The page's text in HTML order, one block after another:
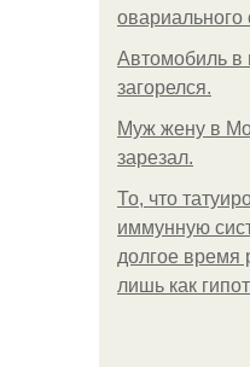
овариального
Автомобиль в
загорелся.
Mуж жену в
зарезал.
То, что
иммунную
долгое время
лишь как